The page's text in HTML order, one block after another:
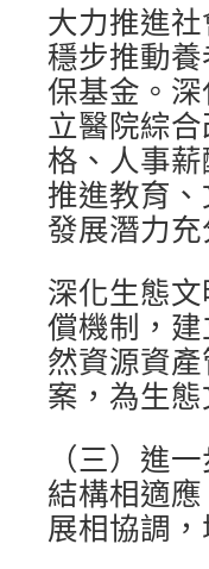
大力推進
穩步推動
保基金。
立醫院綜
格、人事
推進教育
發展潛力充
深化生態
償機制，
然資源資
案，為生
（三）進
結構相適
展相協調